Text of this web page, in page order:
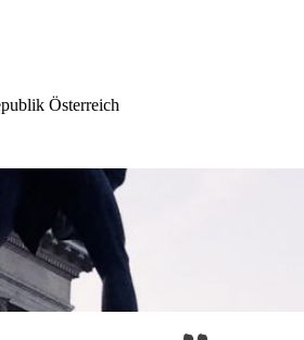
Österreich